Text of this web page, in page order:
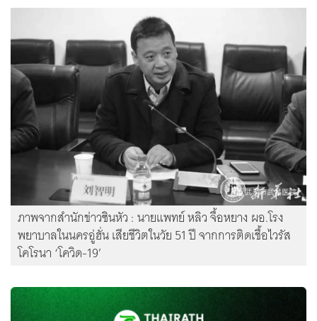
ภาพจากสำนักข่าวซินหัว : นายแพทย์ หลิว จื้อหยาง ผอ.โรง
พยาบาลในนครอู่ฮั่น เสียชีวิตในวัย 51 ปี จากการติดเชื้อไวรัส
โคโรนา ‘โควิด-19’